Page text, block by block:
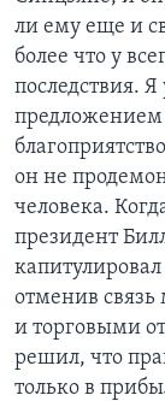
ли ему еще и
более что у
последствия.
предложением
он не
человека.
президент
отменив
и торговыми
решил, что
только в